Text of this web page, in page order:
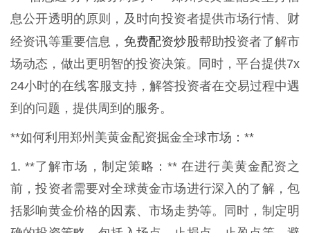
息公开透明的原则，及时向投资者提供市场行情、财
经资讯等重要信息， 免费配资炒股帮助投资者了解市
场动态，做出更明智的投资决策。同时，平台提供7x
24小时的在线客服支持，解答投资者在交易过程中遇
到的问题，提供周到的服务。
**如何利用郑州美黄金配资掘金全球市场：**
1. **了解市场，制定策略：** 在进行美黄金配资之
前，投资者需要对全球黄金市场进行深入的了解，包
括影响黄金价格的因素、市场走势等。同时，制定明